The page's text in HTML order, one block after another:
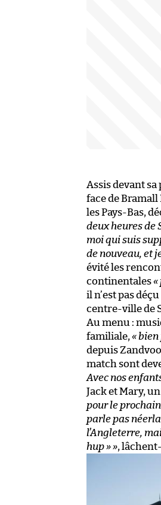
Assis devant
face de Bramall
les Pays-Bas,
deux heures de
moi qui suis
de nouveau, et
évité les
continentales«
il n’est pas
centre-ville de
Au menu :
familiale, « bien
depuis
match sont
Avec nos
Jack et Mary,
pour le
parle pas
l’Angleterre,
hup » »,